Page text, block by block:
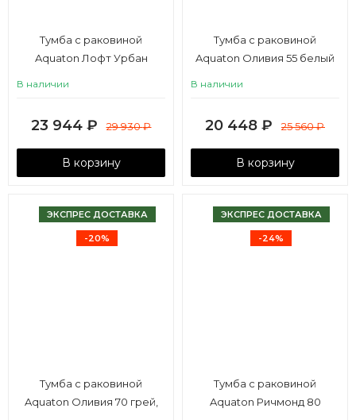
Тумба с раковиной
Aquaton Лофт Урбан
В наличии
23 944 ₽ 29 930₽
В корзину
Тумба с раковиной
Aquaton Оливия 55 белый
В наличии
20 448 ₽ 25 560₽
В корзину
ЭКСПРЕС ДОСТАВКА
-20%
Тумба с раковиной
Aquaton Оливия 70 грей,
ЭКСПРЕС ДОСТАВКА
-24%
Тумба с раковиной
Aquaton Ричмонд 80